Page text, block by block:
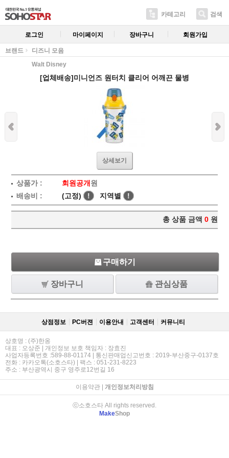
카테고리 검색
로그인 마이페이지 장바구니 회원가입
브랜드
디즈니 모음
Walt Disney
[업체배송]미니언즈 원터치 클리어 어깨끈 물병
상세보기
상품가 : 회원공개 원
배송비 :
(고정) ! 지역별 !
총 상품 금액 0 원
구매하기
장바구니 관심상품
상점정보 PC버젼 이용안내 고객센터 커뮤니티
상호명 : (주)한옹
대표 : 오상준 | 개인정보 보호 책임자 : 장효진
사업자등록번호 :589-88-01174 | 통신판매업신고번호 : 2019-부산중구-0137호
전화 : 카카오톡(소호스타) | 팩스 : 051-231-8223
주소 : 부산광역시 중구 영주로12번길 16
이용약관| 개인정보처리방침
ⓒ소호스타 All rights reserved.
MakeShop